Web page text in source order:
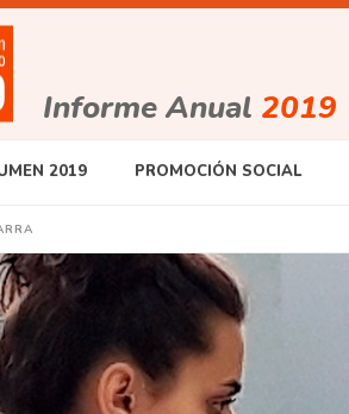
Informe Anual 2019
2019 PROMOCIÓN SOCIAL